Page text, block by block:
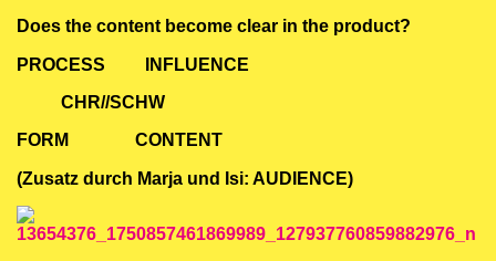
Does the content become clear in the product?
PROCESS INFLUENCE
CHR//SCHW
FORM CONTENT
(Zusatz durch Marja und Isi: AUDIENCE)